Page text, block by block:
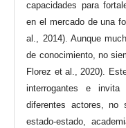
capacidades para
en el mercado de una
al., 2014). Aunque
de conocimiento, no
Florez et al., 2020).
interrogantes e
diferentes actores, no
estado-estado,